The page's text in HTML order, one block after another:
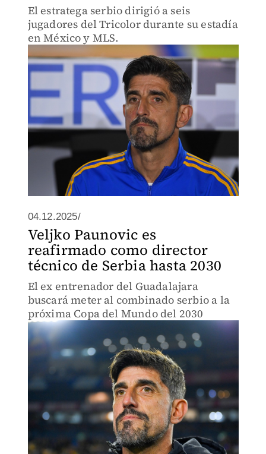
El estratega serbio dirigió a seis
jugadores del Tricolor durante su estadía
en México y MLS.
04.12.2025/
Veljko Paunovic es
reafirmado como director
técnico de Serbia hasta 2030
El ex entrenador del Guadalajara
buscará meter al combinado serbio a la
próxima Copa del Mundo del 2030